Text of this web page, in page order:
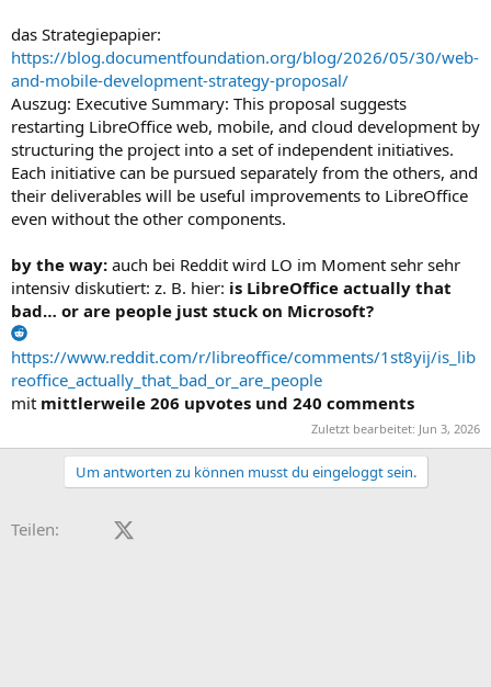
das Strategiepapier:
https://blog.documentfoundation.org/blog/2026/05/30/web-
and-mobile-development-strategy-proposal/
Auszug: Executive Summary: This proposal suggests
restarting LibreOffice web, mobile, and cloud development by
structuring the project into a set of independent initiatives.
Each initiative can be pursued separately from the others, and
their deliverables will be useful improvements to LibreOffice
even without the other components.
by the way: auch bei Reddit wird LO im Moment sehr sehr
intensiv diskutiert: z. B. hier: is LibreOffice actually that
bad… or are people just stuck on Microsoft?
https://www.reddit.com/r/libreoffice/comments/1st8yij/is_lib
reoffice_actually_that_bad_or_are_people
mit mittlerweile 206 upvotes und 240 comments
Zuletzt bearbeitet: Jun 3, 2026
Um antworten zu können musst du eingeloggt sein.
Teilen: Facebook